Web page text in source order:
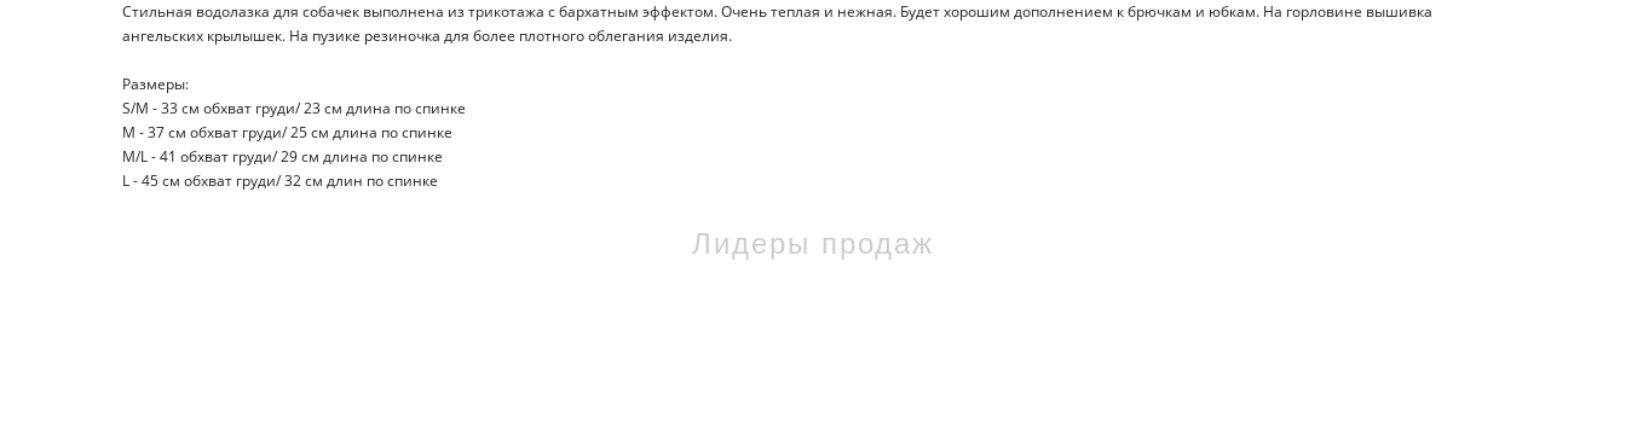
Стильная водолазка для собачек выполнена из трикотажа с бархатным эффектом. Очень теплая и нежная. Будет хорошим дополнением к брючкам и юбкам. На горловине вышивка
ангельских крылышек. На пузике резиночка для более плотного облегания изделия.
Размеры:
S/M - 33 см обхват груди/ 23 см длина по спинке
M - 37 см обхват груди/ 25 см длина по спинке
M/L - 41 обхват груди/ 29 см длина по спинке
L - 45 см обхват груди/ 32 см длин по спинке
Лидеры продаж